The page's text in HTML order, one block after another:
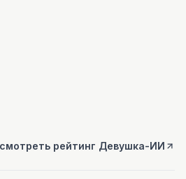
рейтинг Девушка-ИИ